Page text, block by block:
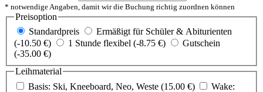
* notwendige Angaben, damit wir die Buchung richtig zuordnen können
Preisoption
Standardpreis
Ermäßigt für Schüler & Abiturienten
(-10.50 €)
1 Stunde flexibel (-8.75 €)
Gutschein
(-35.00 €)
Leihmaterial
Basis: Ski, Kneeboard, Neo, Weste (15.00 €)
Wake: